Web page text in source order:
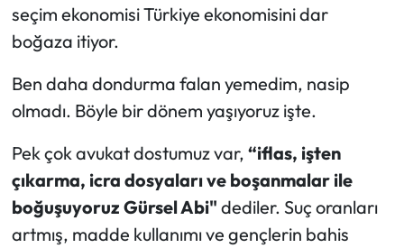
seçim ekonomisi Türkiye ekonomisini dar
boğaza itiyor.
Ben daha dondurma falan yemedim, nasip
olmadı. Böyle bir dönem yaşıyoruz işte.
Pek çok avukat dostumuz var, “iflas, işten
çıkarma, icra dosyaları ve boşanmalar ile
boğuşuyoruz Gürsel Abi" dediler. Suç oranları
artmış, madde kullanımı ve gençlerin bahis